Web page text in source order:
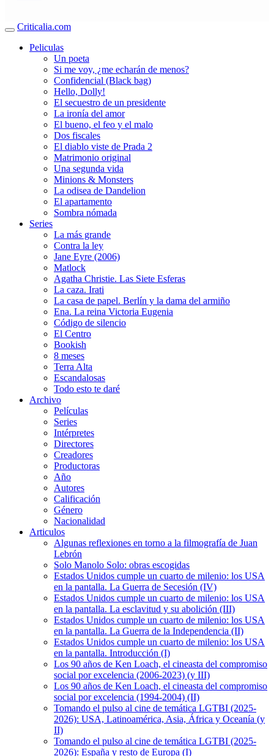
Criticalia.com
Peliculas
Un poeta
Si me voy, ¿me echarán de menos?
Confidencial (Black bag)
Hello, Dolly!
El secuestro de un presidente
La ironía del amor
El bueno, el feo y el malo
Dos fiscales
El diablo viste de Prada 2
Matrimonio original
Una segunda vida
Minions & Monsters
La odisea de Dandelion
El apartamento
Sombra nómada
Series
La más grande
Contra la ley
Jane Eyre (2006)
Matlock
Agatha Christie. Las Siete Esferas
La caza. Irati
La casa de papel. Berlín y la dama del armiño
Ena. La reina Victoria Eugenia
Código de silencio
El Centro
Bookish
8 meses
Terra Alta
Escandalosas
Todo esto te daré
Archivo
Películas
Series
Intérpretes
Directores
Creadores
Productoras
Año
Autores
Calificación
Género
Nacionalidad
Articulos
Algunas reflexiones en torno a la filmografía de Juan
Lebrón
Solo Manolo Solo: obras escogidas
Estados Unidos cumple un cuarto de milenio: los USA
en la pantalla. La Guerra de Secesión (IV)
Estados Unidos cumple un cuarto de milenio: los USA
en la pantalla. La esclavitud y su abolición (III)
Estados Unidos cumple un cuarto de milenio: los USA
en la pantalla. La Guerra de la Independencia (II)
Estados Unidos cumple un cuarto de milenio: los USA
en la pantalla. Introducción (I)
Los 90 años de Ken Loach, el cineasta del compromiso
social por excelencia (2006-2023) (y III)
Los 90 años de Ken Loach, el cineasta del compromiso
social por excelencia (1994-2004) (II)
Tomando el pulso al cine de temática LGTBI (2025-
2026): USA, Latinoamérica, Asia, África y Oceanía (y
II)
Tomando el pulso al cine de temática LGTBI (2025-
2026): España y resto de Europa (I)